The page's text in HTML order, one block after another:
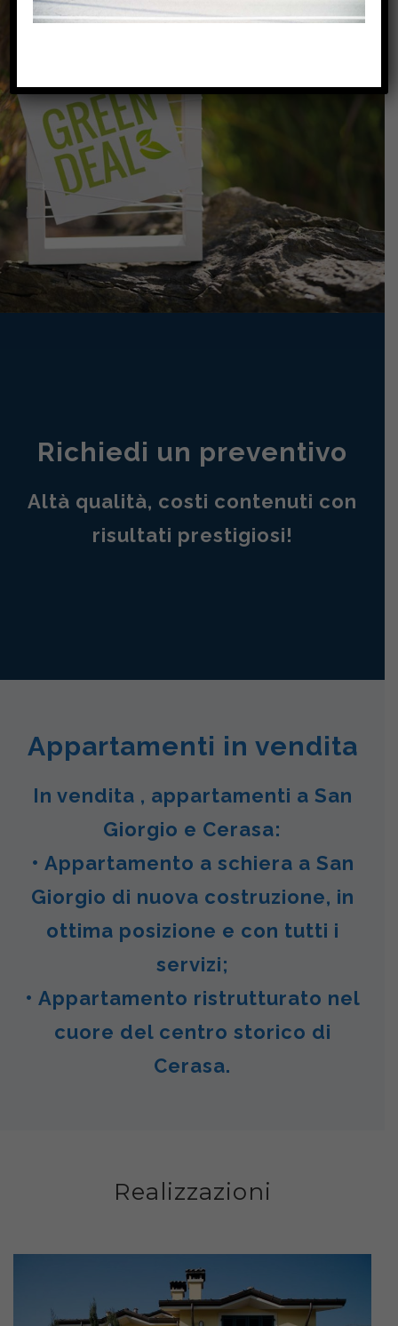
Richiedi un preventivo
Altà qualità, costi contenuti con
risultati prestigiosi!
Appartamenti in vendita
In vendita , appartamenti a San
Giorgio e Cerasa:
• Appartamento a schiera a San
Giorgio di nuova costruzione, in
ottima posizione e con tutti i
servizi;
• Appartamento ristrutturato nel
cuore del centro storico di
Cerasa.
Realizzazioni